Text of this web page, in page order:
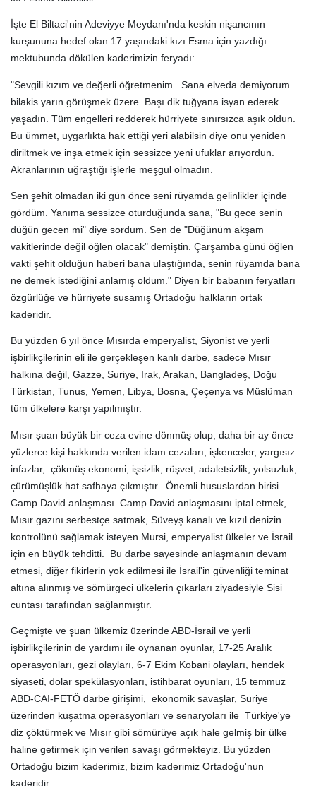
İşte El Biltaci'nin Adeviyye Meydanı'nda keskin nişancının
kurşununa hedef olan 17 yaşındaki kızı Esma için yazdığı
mektubunda dökülen kaderimizin feryadı:
"Sevgili kızım ve değerli öğretmenim...Sana elveda demiyorum
bilakis yarın görüşmek üzere. Başı dik tuğyana isyan ederek
yaşadın. Tüm engelleri redderek hürriyete sınırsızca aşık oldun.
Bu ümmet, uygarlıkta hak ettiği yeri alabilsin diye onu yeniden
diriltmek ve inşa etmek için sessizce yeni ufuklar arıyordun.
Akranlarının uğraştığı işlerle meşgul olmadın.
Sen şehit olmadan iki gün önce seni rüyamda gelinlikler içinde
gördüm. Yanıma sessizce oturduğunda sana, "Bu gece senin
düğün gecen mi" diye sordum. Sen de "Düğünüm akşam
vakitlerinde değil öğlen olacak" demiştin. Çarşamba günü öğlen
vakti şehit olduğun haberi bana ulaştığında, senin rüyamda bana
ne demek istediğini anlamış oldum." Diyen bir babanın feryatları
özgürlüğe ve hürriyete susamış Ortadoğu halkların ortak
kaderidir.
Bu yüzden 6 yıl önce Mısırda emperyalist, Siyonist ve yerli
işbirlikçilerinin eli ile gerçekleşen kanlı darbe, sadece Mısır
halkına değil, Gazze, Suriye, Irak, Arakan, Bangladeş, Doğu
Türkistan, Tunus, Yemen, Libya, Bosna, Çeçenya vs Müslüman
tüm ülkelere karşı yapılmıştır.
Mısır şuan büyük bir ceza evine dönmüş olup, daha bir ay önce
yüzlerce kişi hakkında verilen idam cezaları, işkenceler, yargısız
infazlar, çökmüş ekonomi, işsizlik, rüşvet, adaletsizlik, yolsuzluk,
çürümüşlük hat safhaya çıkmıştır. Önemli hususlardan birisi
Camp David anlaşması. Camp David anlaşmasını iptal etmek,
Mısır gazını serbestçe satmak, Süveyş kanalı ve kızıl denizin
kontrolünü sağlamak isteyen Mursi, emperyalist ülkeler ve İsrail
için en büyük tehditti. Bu darbe sayesinde anlaşmanın devam
etmesi, diğer fikirlerin yok edilmesi ile İsrail'in güvenliği teminat
altına alınmış ve sömürgeci ülkelerin çıkarları ziyadesiyle Sisi
cuntası tarafından sağlanmıştır.
Geçmişte ve şuan ülkemiz üzerinde ABD-İsrail ve yerli
işbirlikçilerinin de yardımı ile oynanan oyunlar, 17-25 Aralık
operasyonları, gezi olayları, 6-7 Ekim Kobani olayları, hendek
siyaseti, dolar spekülasyonları, istihbarat oyunları, 15 temmuz
ABD-CAI-FETÖ darbe girişimi, ekonomik savaşlar, Suriye
üzerinden kuşatma operasyonları ve senaryoları ile Türkiye'ye
diz çöktürmek ve Mısır gibi sömürüye açık hale gelmiş bir ülke
haline getirmek için verilen savaşı görmekteyiz. Bu yüzden
Ortadoğu bizim kaderimiz, bizim kaderimiz Ortadoğu'nun
kaderidir.